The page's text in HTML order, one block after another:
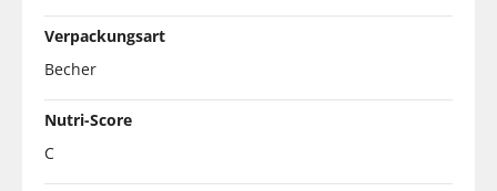
Verpackungsart
Becher
Nutri-Score
C